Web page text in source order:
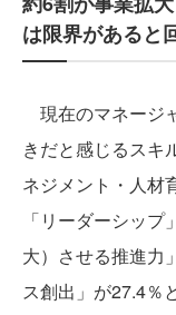
は限界があると
現在のマネージ
きだと感じるスキ
ネジメント・人材
「リーダーシッ
大）させる推進力
ス創出」が27.4％